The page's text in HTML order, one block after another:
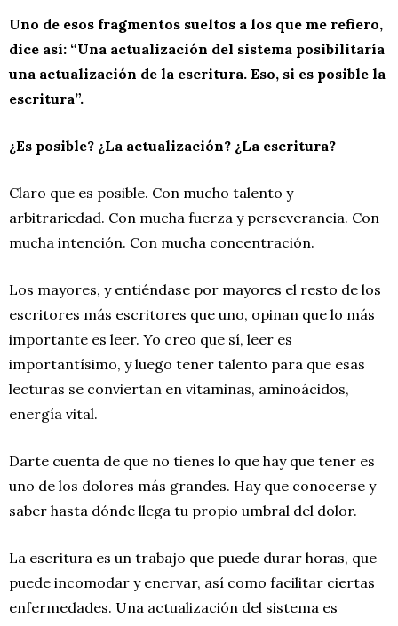
Uno de esos fragmentos sueltos a los que me refiero,
dice así: “Una actualización del sistema posibilitaría
una actualización de la escritura. Eso, si es posible la
escritura”.
¿Es posible? ¿La actualización? ¿La escritura?
Claro que es posible. Con mucho talento y
arbitrariedad. Con mucha fuerza y perseverancia. Con
mucha intención. Con mucha concentración.
Los mayores, y entiéndase por mayores el resto de los
escritores más escritores que uno, opinan que lo más
importante es leer. Yo creo que sí, leer es
importantísimo, y luego tener talento para que esas
lecturas se conviertan en vitaminas, aminoácidos,
energía vital.
Darte cuenta de que no tienes lo que hay que tener es
uno de los dolores más grandes. Hay que conocerse y
saber hasta dónde llega tu propio umbral del dolor.
La escritura es un trabajo que puede durar horas, que
puede incomodar y enervar, así como facilitar ciertas
enfermedades. Una actualización del sistema es